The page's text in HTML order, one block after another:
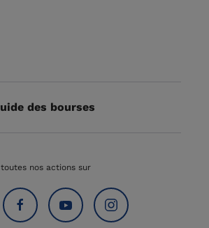
des bourses
nos actions sur